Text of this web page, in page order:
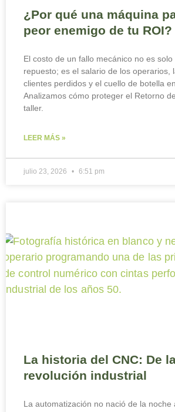
¿Por qué una máquina
peor enemigo de tu ROI?
El costo de un fallo mecánico no es
repuesto; es el salario de los operarios,
clientes perdidos y el cuello de botella
Analizamos cómo proteger el Retorno
taller.
LEER MÁS »
julio 23, 2026 6:51 pm
La historia del CNC: De
revolución industrial
La automatización no nació de la noche